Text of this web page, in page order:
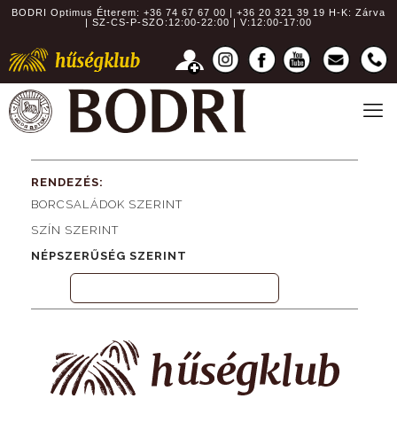
BODRI Optimus Étterem: +36 74 67 67 00 | +36 20 321 39 19 H-K: Zárva
| SZ-CS-P-SZO:12:00-22:00 | V:12:00-17:00
RENDEZÉS:
BORCSALÁDOK SZERINT
SZÍN SZERINT
NÉPSZERŰSÉG SZERINT